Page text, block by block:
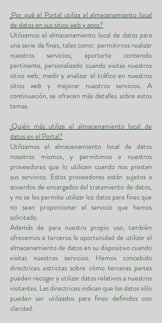
¿Por qué el Portal utiliza el almacenamiento local
de datos en sus sitios web y apps?
Utilizamos el almacenamiento local de datos para
una serie de fines, tales como: permitirnos realizar
nuestros servicios; aportarte contenido
pertinente, personalizado cuando visitas nuestros
sitios web; medir y analizar el tráfico en nuestros
sitios web y mejorar nuestros servicios. A
continuación, se ofrecen más detalles sobre estos
temas.
¿Quién más utiliza el almacenamiento local de
datos en el Portal?
Utilizamos el almacenamiento local de datos
nosotros mismos, y permitimos a nuestros
proveedores que lo utilicen cuando nos prestan
sus servicios. Estos proveedores están sujetos a
acuerdos de encargados del tratamiento de datos,
y no se les permite utilizar los datos para fines que
no sean proporcionar el servicio que hemos
solicitado.
Además de para nuestro propio uso, también
ofrecemos a terceros la oportunidad de utilizar el
almacenamiento de datos en su dispositivo cuando
visitas nuestros servicios. Hemos concebido
directrices estrictas sobre cómo terceras partes
pueden recoger y utilizar datos relativos a nuestros
visitantes. Las directrices indican que los datos sólo
pueden ser utilizados para fines definidos con
claridad.